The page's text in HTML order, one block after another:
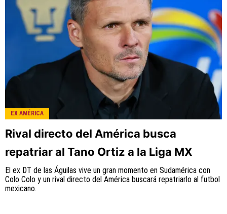
EX AMÉRICA
Rival directo del América busca
repatriar al Tano Ortiz a la Liga MX
El ex DT de las Águilas vive un gran momento en Sudamérica con
Colo Colo y un rival directo del América buscará repatriarlo al futbol
mexicano.